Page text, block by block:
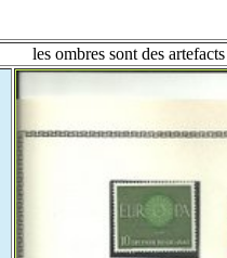
les ombres sont des